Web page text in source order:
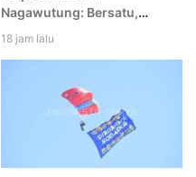
Nagawutung: Bersatu,
Berkarya, dan Berprestasi
untuk Nagawutung dan
18 jam lalu